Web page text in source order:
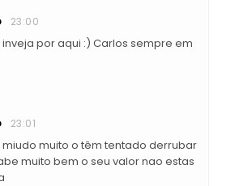
23:00
por aqui :) Carlos sempre em
23:01
miudo muito o têm tentado derrubar
muito bem o seu valor nao estas